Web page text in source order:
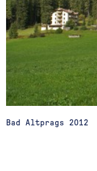
Bad Altprags 2012